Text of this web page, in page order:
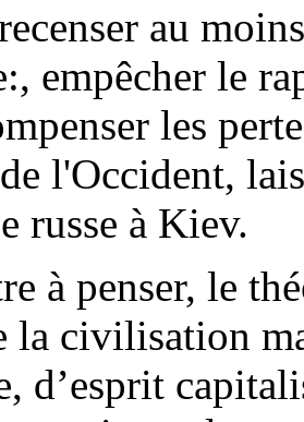
au
empêcher le
les
l'Occident,
russe à Kiev.
à penser, le
la civilisation
d’esprit